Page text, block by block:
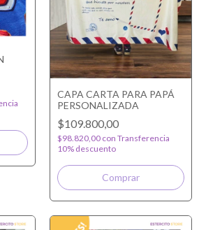
CAPA CARTA PARA PAPÁ
PERSONALIZADA
$109.800,00
$98.820,00 con Transferencia
10% descuento